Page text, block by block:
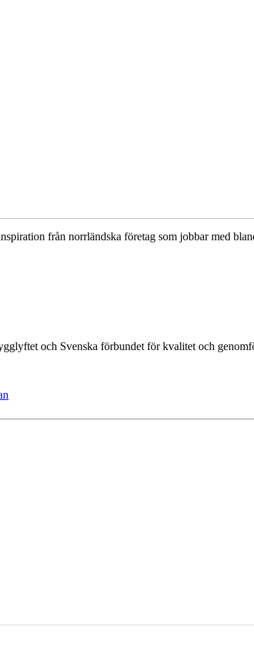
från norrländska företag som jobbar med
och Svenska förbundet för kvalitet och